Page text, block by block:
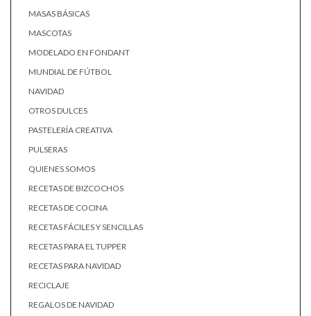
MASAS BÁSICAS
MASCOTAS
MODELADO EN FONDANT
MUNDIAL DE FÚTBOL
NAVIDAD
OTROS DULCES
PASTELERÍA CREATIVA
PULSERAS
QUIENES SOMOS
RECETAS DE BIZCOCHOS
RECETAS DE COCINA
RECETAS FÁCILES Y SENCILLAS
RECETAS PARA EL TUPPER
RECETAS PARA NAVIDAD
RECICLAJE
REGALOS DE NAVIDAD